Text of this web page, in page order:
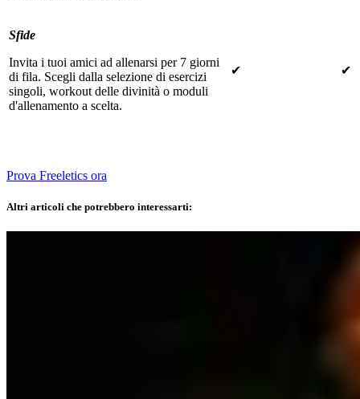
Sfide
Invita i tuoi amici ad allenarsi per 7 giorni
di fila. Scegli dalla selezione di esercizi
singoli, workout delle divinità o moduli
d'allenamento a scelta.
✔ ✔
Prova Freeletics ora
Altri articoli che potrebbero interessarti: